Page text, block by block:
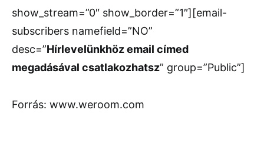
show_stream=”0″ show_border=”1″][email-
subscribers namefield=”NO”
desc=”Hírlevelünkhöz email címed
megadásával csatlakozhatsz” group=”Public”]
Forrás: www.weroom.com